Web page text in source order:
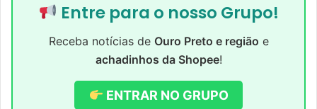
Entre para o nosso Grupo!
Receba notícias de Ouro Preto e região e
achadinhos da Shopee!
ENTRAR NO GRUPO